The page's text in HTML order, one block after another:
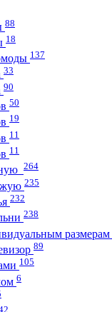
88
18
137
33
90
50
19
11
11
264
235
232
238
размерам
89
105
6